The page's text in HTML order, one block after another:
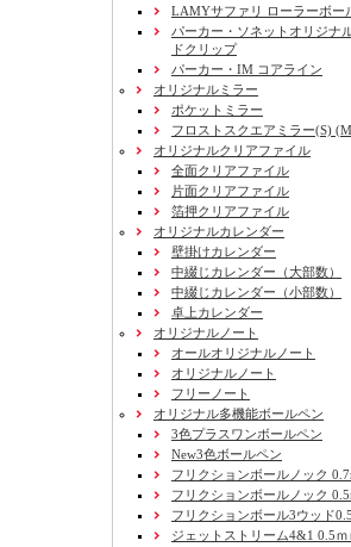
LAMYサファリ ローラーボー
パーカー・ソネットオリジナ
ドクリップ
パーカー・IM コアライン
オリジナルミラー
ポケットミラー
フロストスクエアミラー(S)
オリジナルクリアファイル
全面クリアファイル
片面クリアファイル
箔押クリアファイル
オリジナルカレンダー
壁掛けカレンダー
中綴じカレンダー（大部数）
中綴じカレンダー（小部数）
卓上カレンダー
オリジナルノート
オールオリジナルノート
オリジナルノート
フリーノート
オリジナル多機能ボールペン
3色プラスワンボールペン
New3色ボールペン
フリクションボールノック
フリクションボールノック
フリクションボール3ウッド
ジェットストリーム4&1 0.5ｍ